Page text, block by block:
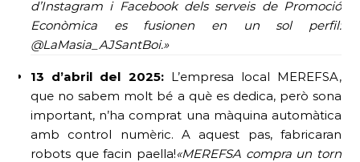
d’Instagram i Facebook dels serveis de Promoció
Econòmica es fusionen en un sol perfil:
@LaMasia_AJSantBoi.»
13 d’abril del 2025:L’empresa local MEREFSA,
que no sabem molt bé a què es dedica, però sona
important, n’ha comprat una màquina automàtica
amb control numèric. A aquest pas, fabricaran
robots que facin paella!«MEREFSA compra un torn